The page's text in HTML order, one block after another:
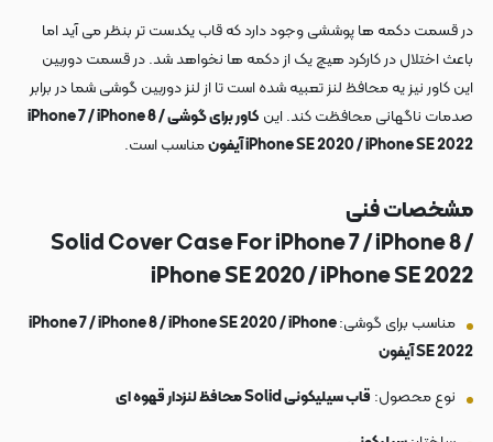
در قسمت دکمه ها پوششی وجود دارد که قاب یکدست تر بنظر می آید اما
باعث اختلال در کارکرد هیچ یک از دکمه ها نخواهد شد. در قسمت دوربین
این کاور نیز یه محافظ لنز تعبیه شده است تا از لنز دوربین گوشی شما در برابر
صدمات ناگهانی محافظت کند. این
کاور برای گوشی iPhone 7 / iPhone 8 /
iPhone SE 2020 / iPhone SE 2022 آیفون
مناسب است.
مشخصات فنی
Solid Cover Case For iPhone 7 / iPhone 8 /
iPhone SE 2020 / iPhone SE 2022
مناسب برای گوشی:iPhone 7 / iPhone 8 / iPhone SE 2020 / iPhone
SE 2022 آیفون
نوع محصول: قاب سیلیکونی Solid محافظ لنزدار قهوه ای